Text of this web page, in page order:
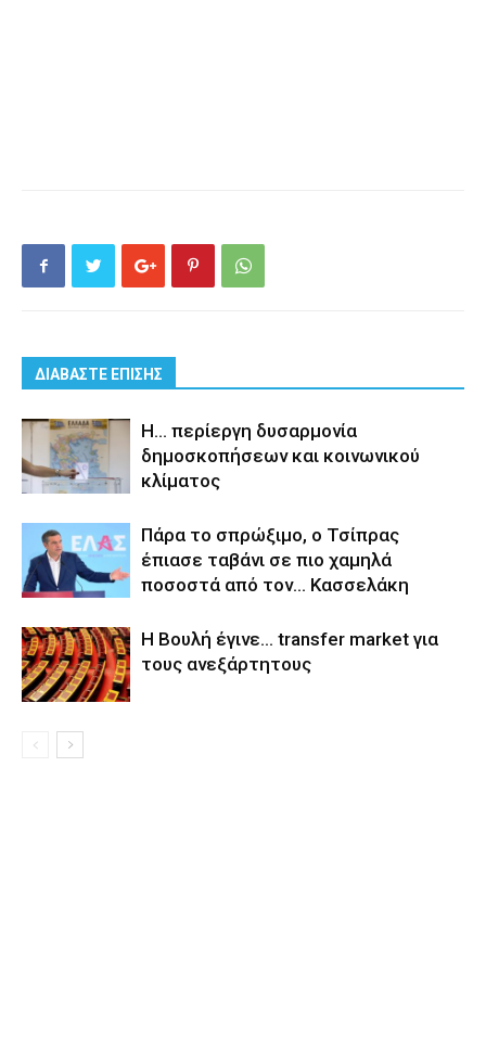
ΔΙΑΒΑΣΤΕ ΕΠΙΣΗΣ
Η… περίεργη δυσαρμονία
δημοσκοπήσεων και κοινωνικού
κλίματος
Πάρα το σπρώξιμο, ο Τσίπρας
έπιασε ταβάνι σε πιο χαμηλά
ποσοστά από τον… Κασσελάκη
Η Βουλή έγινε… transfer market για
τους ανεξάρτητους